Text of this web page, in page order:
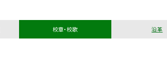
校章・校歌 沿革